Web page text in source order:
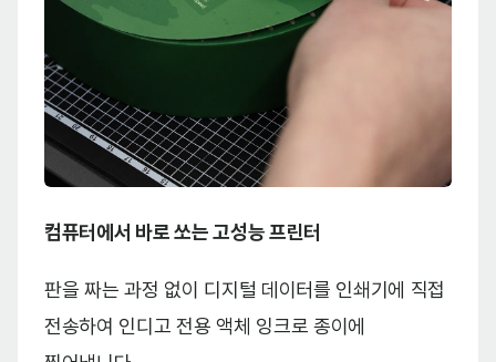
컴퓨터에서 바로 쏘는 고성능 프린터
판을 짜는 과정 없이 디지털 데이터를 인쇄기에 직접
전송하여 인디고 전용 액체 잉크로 종이에